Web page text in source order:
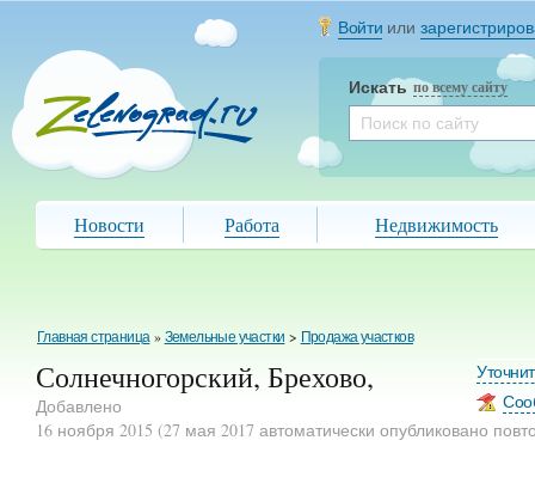
Войти или
Искать по всему сайту
Новости Работа Недвижимость
Главная страница »Земельные участки > Продажа участков
Солнечногорский, Брехово,
Добавлено
16 ноября 2015 (27 мая 2017 автоматически опубликовано